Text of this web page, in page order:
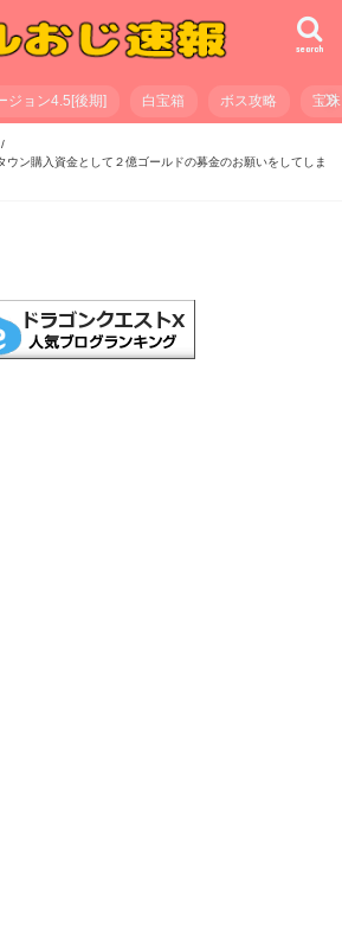
search
ジョン4.5[後期] 白宝箱 ボス攻略 宝珠
ウン購入資金として２億ゴールドの募金のお願いをしてしま